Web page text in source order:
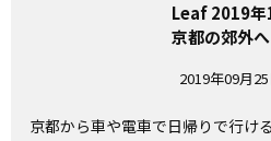
Leaf 2019年
京都の郊外
2019年09月
京都から車や電車で日帰りで行け